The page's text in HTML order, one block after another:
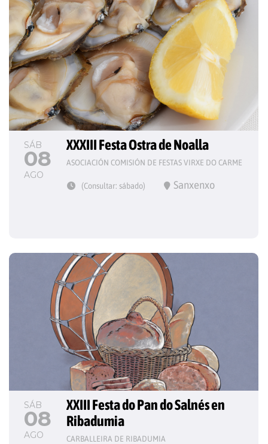
SÁB
08
AGO
XXXIII Festa Ostra de Noalla
ASOCIACIÓN COMISIÓN DE FESTAS VIRXE DO CARME
(Consultar: sábado) Sanxenxo
SÁB
08
AGO
XXIII Festa do Pan do Salnés en
Ribadumia
CARBALLEIRA DE RIBADUMIA